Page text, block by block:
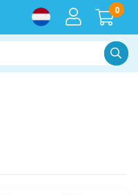
0